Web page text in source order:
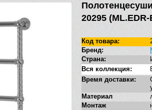
20295
Код товара:
Бренд:
Страна:
Вся коллекция:
Время доставки:
Материал
Монтаж